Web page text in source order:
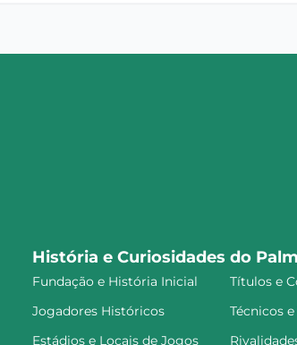
História e Curiosidades do
Fundação e História Inicial
Títulos e
Jogadores Históricos
Técnicos
Estádios e Locais de Jogos